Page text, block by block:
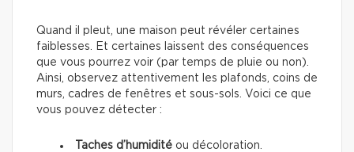
Quand il pleut, une maison peut révéler certaines
faiblesses. Et certaines laissent des conséquences
que vous pourrez voir (par temps de pluie ou non).
Ainsi, observez attentivement les plafonds, coins de
murs, cadres de fenêtres et sous-sols. Voici ce que
vous pouvez détecter :
Taches d’humidité ou décoloration.